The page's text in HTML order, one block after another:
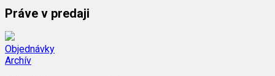
Práve v predaji
Objednávky
Archív